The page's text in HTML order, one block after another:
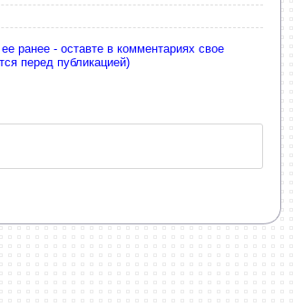
ранее - оставте в комментариях свое
перед публикацией)